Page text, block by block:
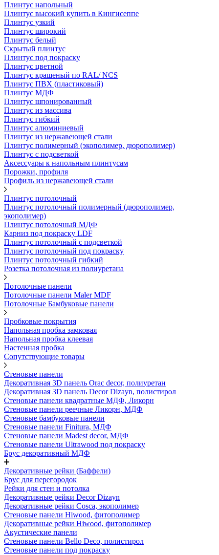
Плинтус напольный
Плинтус высокий купить в Кингисеппе
Плинтус узкий
Плинтус широкий
Плинтус белый
Скрытый плинтус
Плинтус под покраску
Плинтус цветной
Плинтус крашеный по RAL/ NCS
Плинтус ПВХ (пластиковый)
Плинтус МДФ
Плинтус шпонированный
Плинтус из массива
Плинтус гибкий
Плинтус алюминиевый
Плинтус из нержавеющей стали
Плинтус полимерный (экополимер, дюрополимер)
Плинтус с подсветкой
Аксессуары к напольным плинтусам
Порожки, профиля
Профиль из нержавеющей стали
Плинтус потолочный
Плинтус потолочный полимерный (дюрополимер,
экополимер)
Плинтус потолочный МДФ
Карниз под покраску LDF
Плинтус потолочный с подсветкой
Плинтус потолочный под покраску
Плинтус потолочный гибкий
Розетка потолочная из полиуретана
Потолочные панели
Потолочные панели Maler MDF
Потолочные Бамбуковые панели
Пробковые покрытия
Напольная пробка замковая
Напольная пробка клеевая
Настенная пробка
Сопутствующие товары
Стеновые панели
Декоративная 3D панель Orac decor, полиуретан
Декоративная 3D панель Decor Dizayn, полистирол
Стеновые панели квадратные МДФ, Ликорн
Стеновые панели реечные Ликорн, МДФ
Стеновые бамбуковые панели
Стеновые панели Finitura, МДФ
Стеновые панели Madest decor, МДФ
Стеновые панели Ultrawood под покраску
Брус декоративный МДФ
Декоративные рейки (Баффели)
Брус для перегородок
Рейки для стен и потолка
Декоративные рейки Decor Dizayn
Декоративные рейки Cosca, экополимер
Стеновые панели Hiwood, фитополимер
Декоративные рейки Hiwood, фитополимер
Акустические панели
Стеновые панели Bello Deco, полистирол
Стеновые панели под покраску